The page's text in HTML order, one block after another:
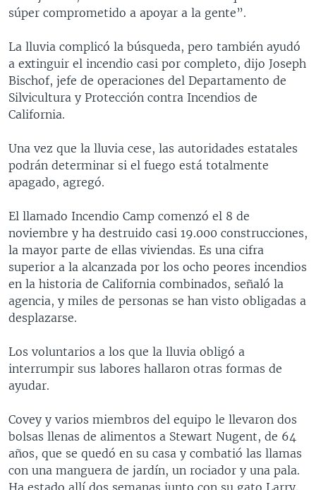
súper comprometido a apoyar a la gente”.
La lluvia complicó la búsqueda, pero también ayudó
a extinguir el incendio casi por completo, dijo Joseph
Bischof, jefe de operaciones del Departamento de
Silvicultura y Protección contra Incendios de
California.
Una vez que la lluvia cese, las autoridades estatales
podrán determinar si el fuego está totalmente
apagado, agregó.
El llamado Incendio Camp comenzó el 8 de
noviembre y ha destruido casi 19.000 construcciones,
la mayor parte de ellas viviendas. Es una cifra
superior a la alcanzada por los ocho peores incendios
en la historia de California combinados, señaló la
agencia, y miles de personas se han visto obligadas a
desplazarse.
Los voluntarios a los que la lluvia obligó a
interrumpir sus labores hallaron otras formas de
ayudar.
Covey y varios miembros del equipo le llevaron dos
bolsas llenas de alimentos a Stewart Nugent, de 64
años, que se quedó en su casa y combatió las llamas
con una manguera de jardín, un rociador y una pala.
Ha estado allí dos semanas junto con su gato Larry.